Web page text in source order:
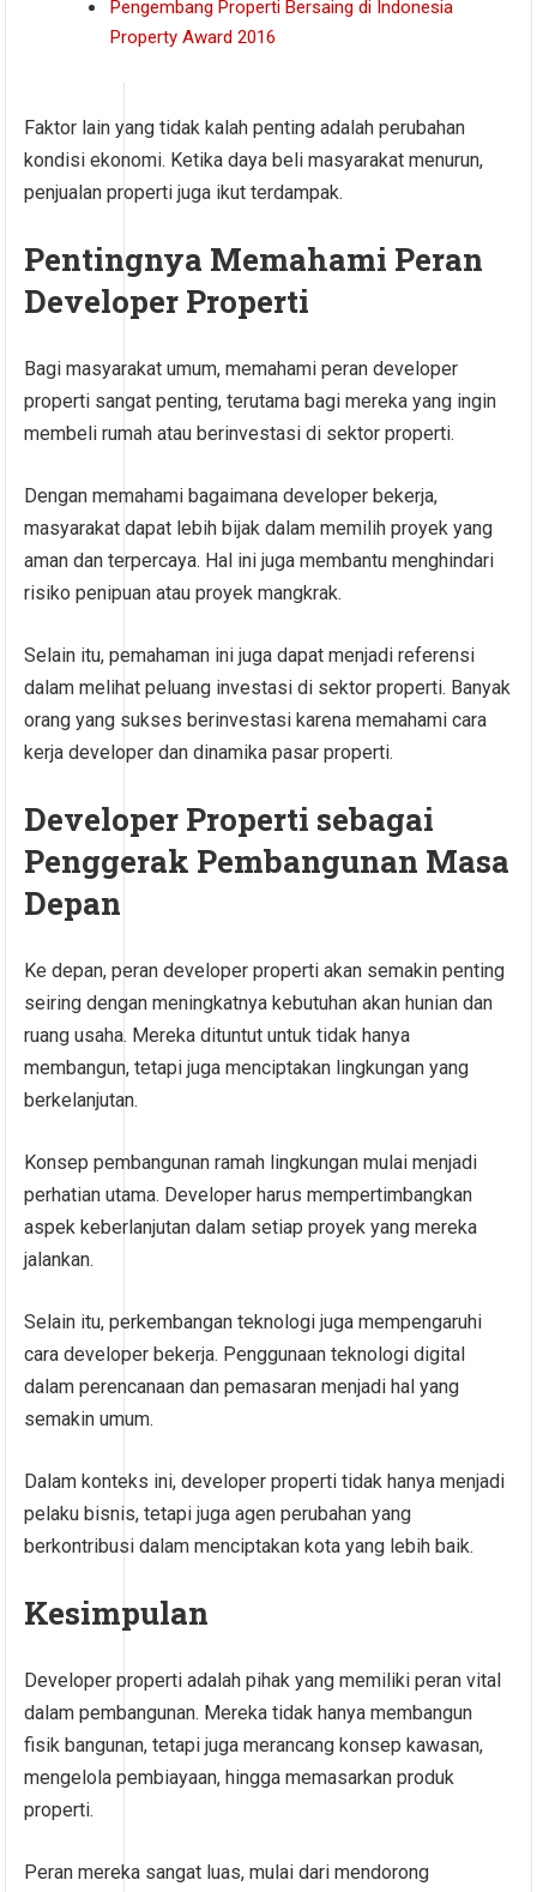
Pengembang Properti Bersaing di Indonesia
Property Award 2016
Faktor lain yang tidak kalah penting adalah perubahan
kondisi ekonomi. Ketika daya beli masyarakat menurun,
penjualan properti juga ikut terdampak.
Pentingnya Memahami Peran
Developer Properti
Bagi masyarakat umum, memahami peran developer
properti sangat penting, terutama bagi mereka yang ingin
membeli rumah atau berinvestasi di sektor properti.
Dengan memahami bagaimana developer bekerja,
masyarakat dapat lebih bijak dalam memilih proyek yang
aman dan terpercaya. Hal ini juga membantu menghindari
risiko penipuan atau proyek mangkrak.
Selain itu, pemahaman ini juga dapat menjadi referensi
dalam melihat peluang investasi di sektor properti. Banyak
orang yang sukses berinvestasi karena memahami cara
kerja developer dan dinamika pasar properti.
Developer Properti sebagai
Penggerak Pembangunan Masa
Depan
Ke depan, peran developer properti akan semakin penting
seiring dengan meningkatnya kebutuhan akan hunian dan
ruang usaha. Mereka dituntut untuk tidak hanya
membangun, tetapi juga menciptakan lingkungan yang
berkelanjutan.
Konsep pembangunan ramah lingkungan mulai menjadi
perhatian utama. Developer harus mempertimbangkan
aspek keberlanjutan dalam setiap proyek yang mereka
jalankan.
Selain itu, perkembangan teknologi juga mempengaruhi
cara developer bekerja. Penggunaan teknologi digital
dalam perencanaan dan pemasaran menjadi hal yang
semakin umum.
Dalam konteks ini, developer properti tidak hanya menjadi
pelaku bisnis, tetapi juga agen perubahan yang
berkontribusi dalam menciptakan kota yang lebih baik.
Kesimpulan
Developer properti adalah pihak yang memiliki peran vital
dalam pembangunan. Mereka tidak hanya membangun
fisik bangunan, tetapi juga merancang konsep kawasan,
mengelola pembiayaan, hingga memasarkan produk
properti.
Peran mereka sangat luas, mulai dari mendorong